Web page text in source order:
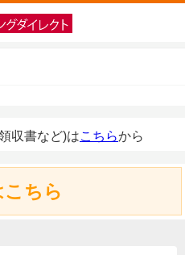
収書など)はこちらから
ちら